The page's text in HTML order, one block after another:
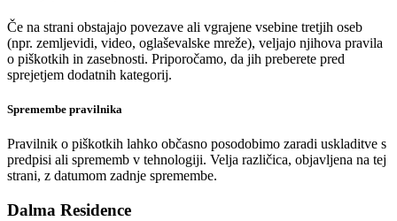
Če na strani obstajajo povezave ali vgrajene vsebine tretjih oseb
(npr. zemljevidi, video, oglaševalske mreže), veljajo njihova pravila
o piškotkih in zasebnosti. Priporočamo, da jih preberete pred
sprejetjem dodatnih kategorij.
Spremembe pravilnika
Pravilnik o piškotkih lahko občasno posodobimo zaradi uskladitve s
predpisi ali sprememb v tehnologiji. Velja različica, objavljena na tej
strani, z datumom zadnje spremembe.
Dalma Residence